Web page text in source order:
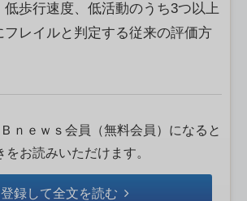
低歩行速度、低活動のうち3つ以上
フレイルと判定する従来の評価方
ｎｅｗｓ会員（無料会員）になると
をお読みいただけます。
登録して全文を読む